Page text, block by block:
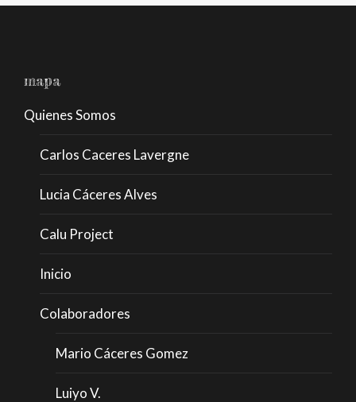
mapa
Quienes Somos
Carlos Caceres Lavergne
Lucia Cáceres Alves
Calu Project
Inicio
Colaboradores
Mario Cáceres Gomez
Luiyo V.